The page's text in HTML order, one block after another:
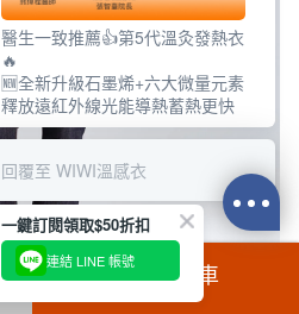
加入購物車
醫生一致推薦👍第5代溫灸發熱衣
🔥
🆕全新升級石墨烯+六大微量元素
釋放遠紅外線光能導熱蓄熱更快
回覆至 WIWI溫感衣
一鍵訂閱領取$50折扣
連結 LINE 帳號